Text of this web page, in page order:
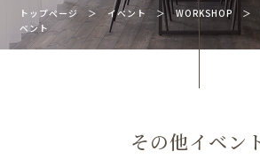
トップページ＞イベント ＞WORKSHOP
ベント
その他イベン